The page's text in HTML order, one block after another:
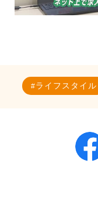
ライフスタイル